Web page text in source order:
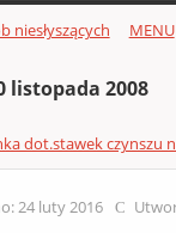
niesłyszących MENU
listopada 2008
dot.stawek czynszu
24 luty 2016